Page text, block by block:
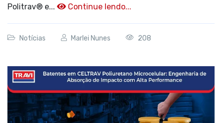
Politrav® e...
Continue lendo...
Notícias Marlei Nunes 208